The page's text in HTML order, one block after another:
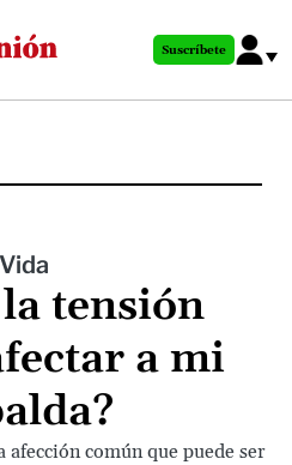
al
principal
Suscríbete
Vida
tensión
a mi
afección común que puede ser